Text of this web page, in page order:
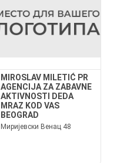
MIROSLAV MILETIĆ PR
AGENCIJA ZA ZABAVNE
AKTIVNOSTI DEDA
MRAZ KOD VAS
BEOGRAD
Миријевски Венац 48